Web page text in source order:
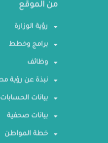
من الموقع
رؤية الوزارة
برامج وخطط
وظائف
نبذة عن رؤية مصر
بيانات
بيانات صحفية
خطة المواطن